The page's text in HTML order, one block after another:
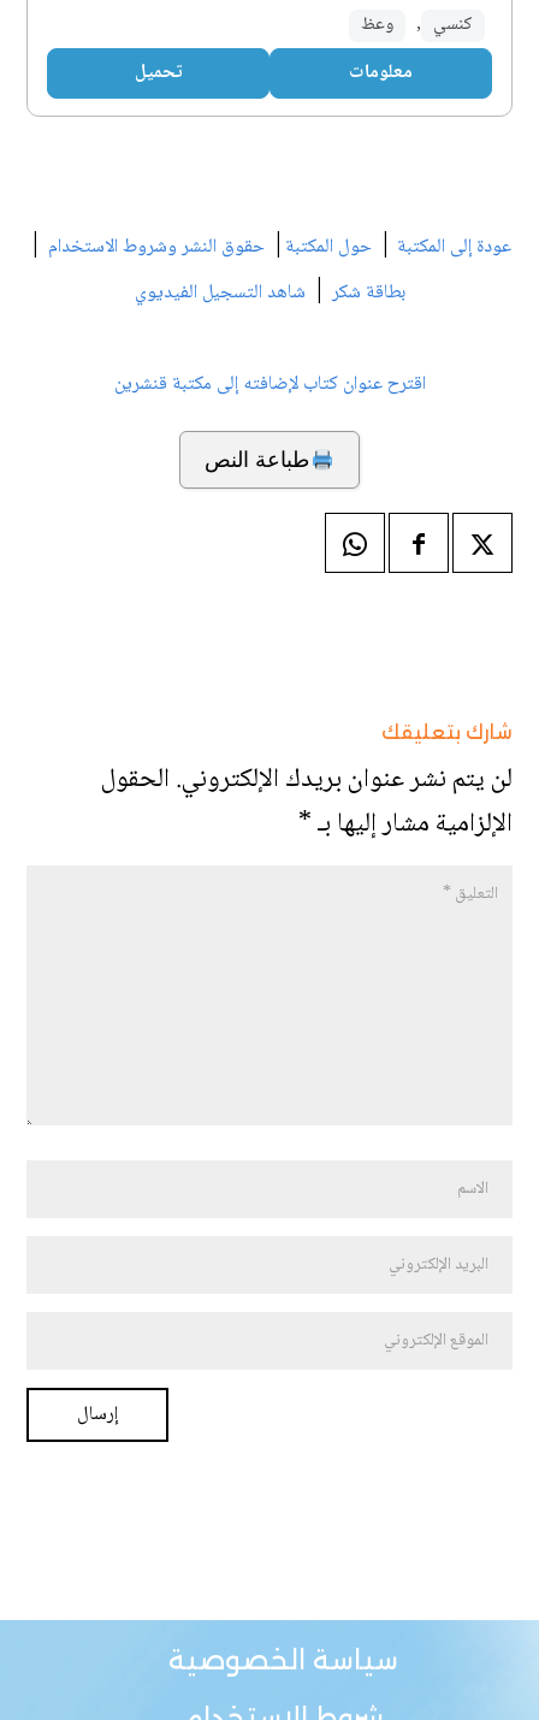
كنسي , وعظ
معلومات تحميل
عودة إلى المكتبة | حول المكتبة | حقوق النشر وشروط الاستخدام |
بطاقة شكر| شاهد التسجيل الفيديوي
اقترح عنوان كتاب لإضافته إلى مكتبة قنشرين
طباعة النص
شارك بتعليقك
لن يتم نشر عنوان بريدك الإلكتروني.الحقول
الإلزامية مشار إليها بـ*
سياسة الخصوصية